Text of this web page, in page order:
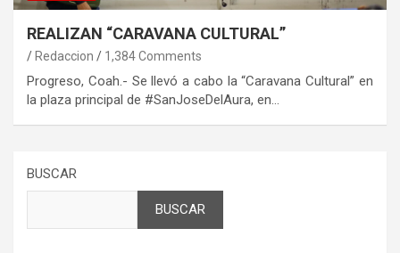
REALIZAN “CARAVANA CULTURAL”
Redaccion 1,384 Comments
Progreso, Coah.- Se llevó a cabo la “Caravana Cultural” en
la plaza principal de #SanJoseDelAura, en…
BUSCAR
BUSCAR